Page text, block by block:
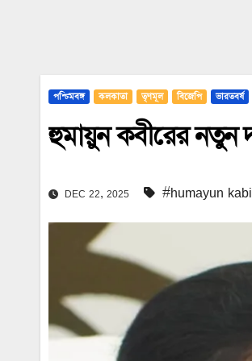
পশ্চিমবঙ্গ কলকাতা তৃণমূল বিজেপি ভারতবর্ষ
হুমায়ুন কবীরের নতুন
DEC 22, 2025 #humayun